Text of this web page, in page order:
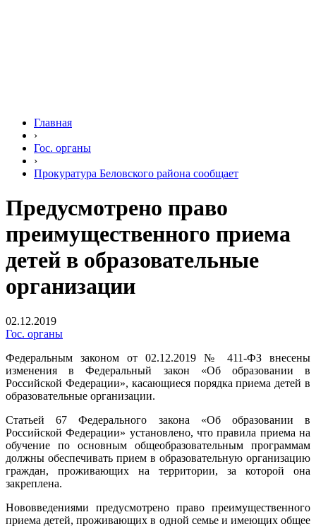
Главная
›
Гос. органы
›
Прокуратура Беловского района сообщает
Предусмотрено право
преимущественного приема
детей в образовательные
организации
02.12.2019
Гос. органы
Федеральным законом от 02.12.2019 № 411-ФЗ внесены
изменения в Федеральный закон «Об образовании в
Российской Федерации», касающиеся порядка приема детей в
образовательные организации.
Статьей 67 Федерального закона «Об образовании в
Российской Федерации» установлено, что правила приема на
обучение по основным общеобразовательным программам
должны обеспечивать прием в образовательную организацию
граждан, проживающих на территории, за которой она
закреплена.
Нововведениями предусмотрено право преимущественного
приема детей, проживающих в одной семье и имеющих общее